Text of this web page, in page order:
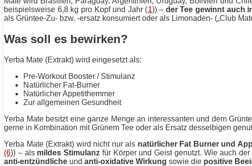
beispielsweise 6,8 kg pro Kopf und Jahr (1)) – der Tee gewinnt auch
als Grüntee-Zu- bzw. -ersatz konsumiert oder als Limonaden- („Club
Was soll es bewirken?
Yerba Mate (Extrakt) wird eingesetzt als:
Pre-Workout Booster / Stimulanz
Natürlicher Fat-Burner
Natürlicher Appetithemmer
Zur allgemeinen Gesundheit
Yerba Mate besitzt eine ganze Menge an interessanten und dem
gerne in Kombination mit Grünem Tee oder als Ersatz desselbigen
Yerba Mate (Extrakt) wird nicht nur als natürlicher Fat Burner und
(6)) – als mildes Stimulanz für Körper und Geist genutzt. Wie auch
anti-entzündliche und anti-oxidative Wirkung sowie die positive